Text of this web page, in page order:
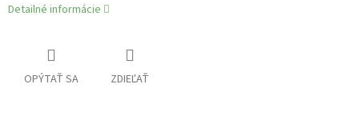
Detailné informácie
OPÝTAŤ SA ZDIEĽAŤ